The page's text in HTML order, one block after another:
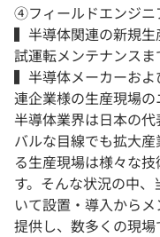
④フィールドエンジニ
▍半導体関連の新規生
試運転メンテナンスま
▍半導体メーカーおよ
連企業様の生産現場の
半導体業界は日本の
バルな目線でも拡大
る生産現場は様々な
す。そんな状況の中
いて設置・導入から
提供し、数多くの現場